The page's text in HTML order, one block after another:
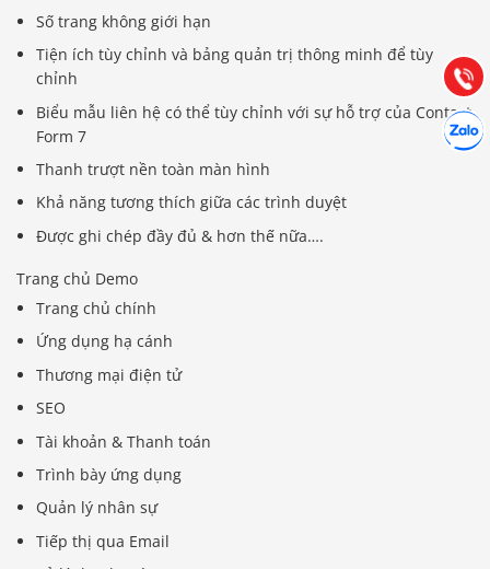
Số trang không giới hạn
Tiện ích tùy chỉnh và bảng quản trị thông minh để tùy
chỉnh
Biểu mẫu liên hệ có thể tùy chỉnh với sự hỗ trợ của Contact
Form 7
Thanh trượt nền toàn màn hình
Khả năng tương thích giữa các trình duyệt
Được ghi chép đầy đủ & hơn thế nữa….
Trang chủ Demo
Trang chủ chính
Ứng dụng hạ cánh
Thương mại điện tử
SEO
Tài khoản & Thanh toán
Trình bày ứng dụng
Quản lý nhân sự
Tiếp thị qua Email
Gọi
(028) 22.166.144
Chát
Tư vấn
Hợp tác